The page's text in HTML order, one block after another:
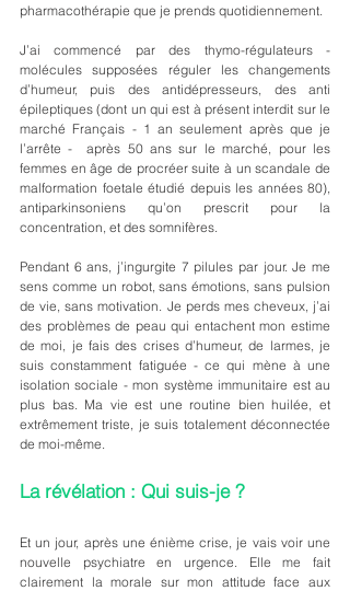
pharmacothérapie que je prends quotidiennement.
J’ai commencé par des thymo-régulateurs -
molécules supposées réguler les changements
d’humeur, puis des antidépresseurs, des anti
épileptiques (dont un qui est à présent interdit sur le
marché Français - 1 an seulement après que je
l’arrête -  après 50 ans sur le marché, pour les
femmes en âge de procréer suite à un scandale de
malformation foetale étudié depuis les années 80),
antiparkinsoniens qu’on prescrit pour la
concentration, et des somnifères.
Pendant 6 ans, j’ingurgite 7 pilules par jour. Je me
sens comme un robot, sans émotions, sans pulsion
de vie, sans motivation. Je perds mes cheveux, j’ai
des problèmes de peau qui entachent mon estime
de moi, je fais des crises d’humeur, de larmes, je
suis constamment fatiguée - ce qui mène à une
isolation sociale - mon système immunitaire est au
plus bas. Ma vie est une routine bien huilée, et
extrêmement triste, je suis totalement déconnectée
de moi-même.
La révélation : Qui suis-je ?
Et un jour, après une énième crise, je vais voir une
nouvelle psychiatre en urgence. Elle me fait
clairement la morale sur mon attitude face aux